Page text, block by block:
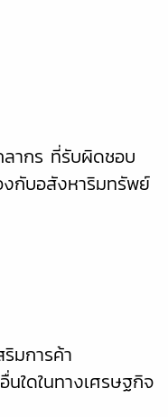
ากร ที่รับผิดชอบ
งกับอสังหาริมทรัพย์
มการค้า
ใดในทางเศรษฐกิจ